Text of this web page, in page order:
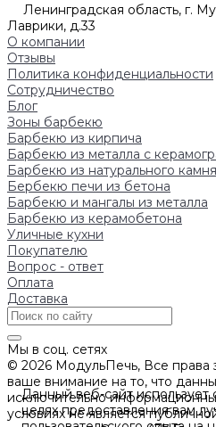
Ленинградская область, г.
Лаврики, д.33
О компании
Отзывы
Политика конфиденциальности
Сотрудничество
Блог
Зоны барбекю
Барбекю из кирпича
Барбекю из металла с
Барбекю из натурального камня
Бербекю печи из бетона
Барбекю и мангалы из металла
Барбекю из керамобетона
Уличные кухни
Покупателю
Вопрос - ответ
Оплата
Доставка
Мы в соц. сетях
© 2026 МодульПечь, Все
ваше внимание на то, что
исключительно
условиях не является
Данный веб-сайт
целях предоставления вам